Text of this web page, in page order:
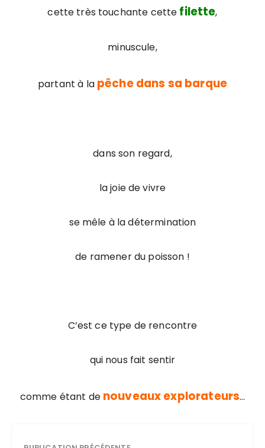
cette très touchante cette filette,
minuscule,
partant à la pêche dans sa barque
dans son regard,
la joie de vivre
se mêle à la détermination
de ramener du poisson !
C’est ce type de rencontre
qui nous fait sentir
comme étant de nouveaux explorateurs…